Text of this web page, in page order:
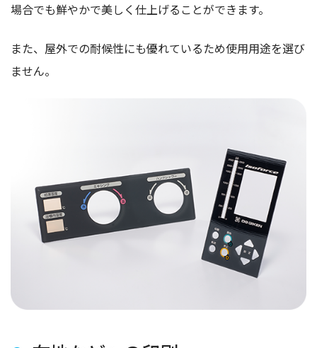
場合でも鮮やかで美しく仕上げることができます。
また、屋外での耐候性にも優れているため使用用途を選び
ません。